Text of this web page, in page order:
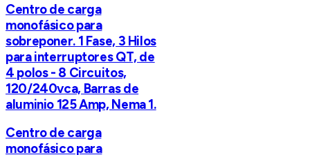
Centro de carga
monofásico para
sobreponer. 1 Fase, 3 Hilos
para interruptores QT, de
4 polos - 8 Circuitos,
120/240vca, Barras de
aluminio 125 Amp, Nema 1.
Centro de carga
monofásico para